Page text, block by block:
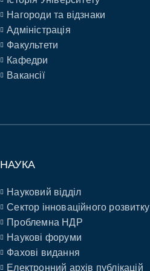
Нагороди та відзнаки
Адміністрація
Факультети
Кафедри
Вакансії
НАУКА
Науковий відділ
Сектор інноваційного розвитку
Проблемна НДР
Наукові форуми
Фахові видання
Електронний архів публікацій